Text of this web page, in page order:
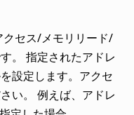
クセス/メモリリード/
。 指定されたアドレ
設定します。アクセ
い。 例えば、アドレ